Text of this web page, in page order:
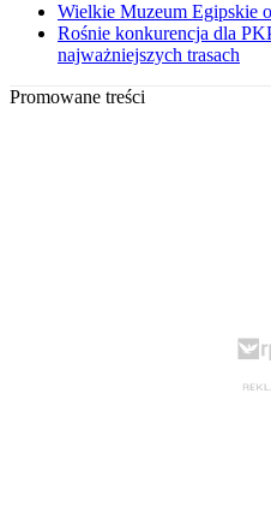
Wielkie Muzeum Egipskie
Rośnie konkurencja dla
najważniejszych trasach
Promowane treści